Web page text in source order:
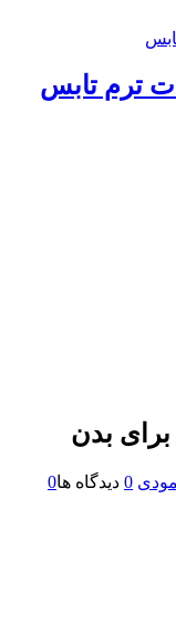
ترم تابس
بدن
0 دیدگاه ها0